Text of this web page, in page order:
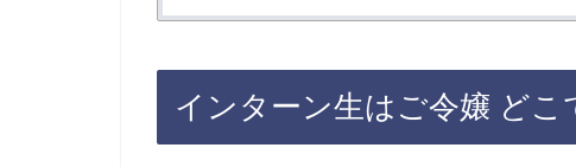
インターン生はご令嬢 どこ